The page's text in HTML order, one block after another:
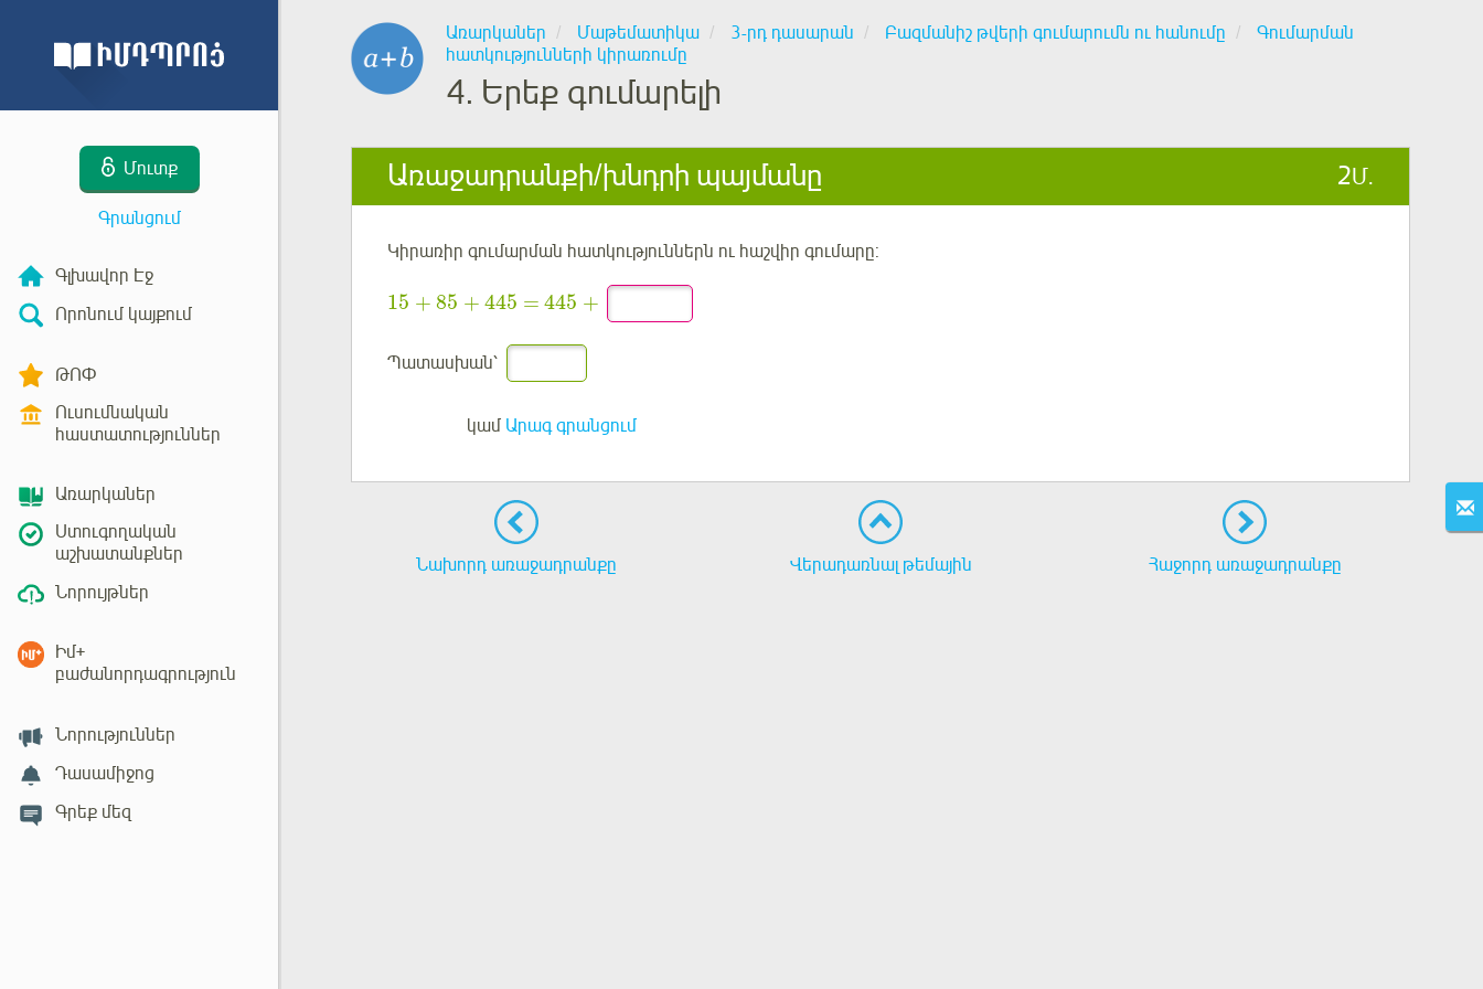
Մուտք
Գրանցում
Գլխավոր Էջ
Որոնում կայքում
ԹՈՓ
Ուսումնական
հաստատություններ
Առարկաներ
Ստուգողական
աշխատանքներ
Նորույթներ
Իմ+
բաժանորդագրություն
Նորություններ
Դասամիջոց
Գրեք մեզ
Առարկաներ Մաթեմատիկա 3-րդ դասարան Բազմանիշ թվերի գումարումն ու հանումը
Գումարման
հատկությունների կիրառումը
4. Երեք գումարելի
Առաջադրանքի/խնդրի պայմանը 2Մ.
Կիրառիր գումարման հատկություններն ու հաշվիր գումարը:
15 + 85 + 445 = 445 +
Պատասխան՝
կամ Արագ գրանցում
Նախորդ առաջադրանքը Վերադառնալ թեմային Հաջորդ առաջադրանքը